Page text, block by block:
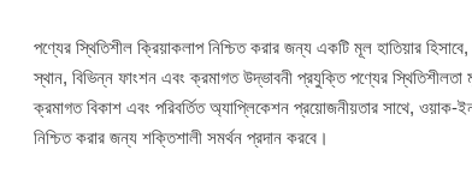
পণ্যের স্থিতিশীল ক্রিয়াকলাপ নিশ্চিত করার জন্য একটি মূল হাতিয়ার
স্থান, বিভিন্ন ফাংশন এবং ক্রমাগত উদ্ভাবনী প্রযুক্তি পণ্যের
ক্রমাগত বিকাশ এবং পরিবর্তিত অ্যাপ্লিকেশন প্রয়োজনীয়তার সাথে, ওয়াক-
নিশ্চিত করার জন্য শক্তিশালী সমর্থন প্রদান করবে।